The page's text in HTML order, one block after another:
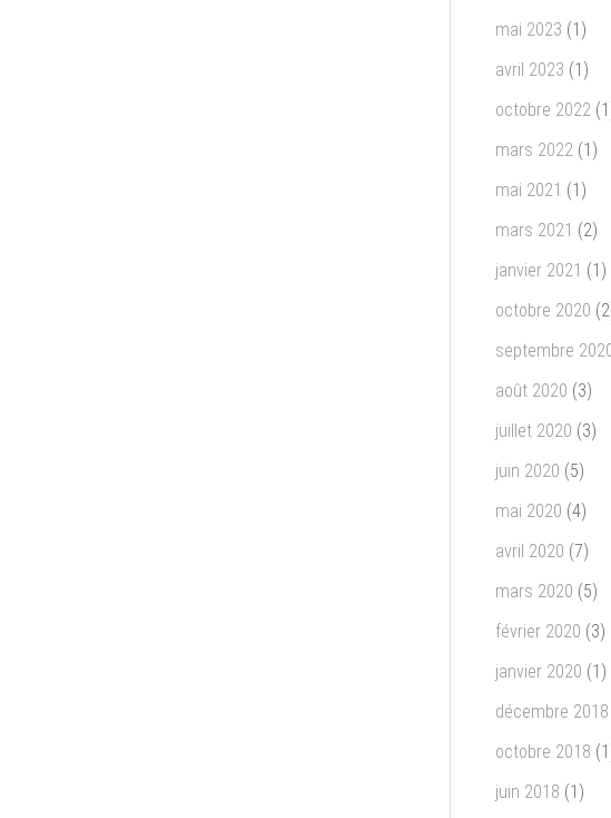
mai 2023 (1)
avril 2023 (1)
octobre 2022
mars 2022 (1)
mai 2021 (1)
mars 2021 (2)
janvier 2021 (1)
octobre 2020
septembre
août 2020 (3)
juillet 2020 (3)
juin 2020 (5)
mai 2020 (4)
avril 2020 (7)
mars 2020 (5)
février 2020 (3)
janvier 2020 (1)
décembre 2018
octobre 2018
juin 2018 (1)